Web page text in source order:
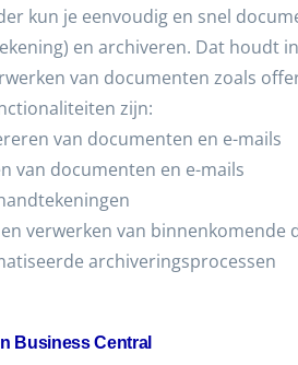
kun je eenvoudig en snel
en archiveren. Dat houdt
van documenten zoals
zijn:
van documenten en e-mails
van documenten en e-mails
verwerken van binnenkomende
archiveringsprocessen
Business Central